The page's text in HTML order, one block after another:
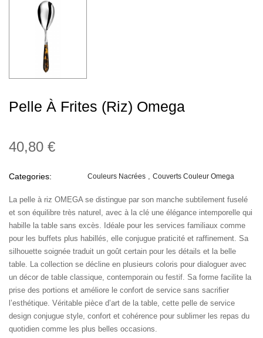
Pelle À Frites (riz) Omega
40,80 €
Categories: Couleurs Nacrées Couverts Couleur Omega
La pelle à riz OMEGA se distingue par son manche subtilement fuselé
et son équilibre très naturel, avec à la clé une élégance intemporelle qui
habille la table sans excès. Idéale pour les services familiaux comme
pour les buffets plus habillés, elle conjugue praticité et raffinement. Sa
silhouette soignée traduit un goût certain pour les détails et la belle
table. La collection se décline en plusieurs coloris pour dialoguer avec
un décor de table classique, contemporain ou festif. Sa forme facilite la
prise des portions et améliore le confort de service sans sacrifier
l’esthétique. Véritable pièce d’art de la table, cette pelle de service
design conjugue style, confort et cohérence pour sublimer les repas du
quotidien comme les plus belles occasions.